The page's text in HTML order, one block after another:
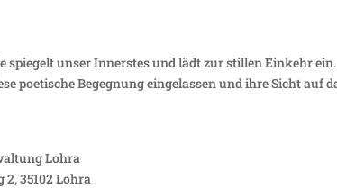
spiegelt unser Innerstes und lädt zur stillen Einkehr
poetische Begegnung eingelassen und ihre Sicht auf
Lohra
35102 Lohra